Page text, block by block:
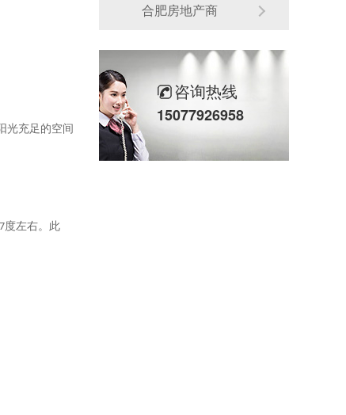
光充足的空间
度左右。此
合肥房地产商
咨询热线
15077926958